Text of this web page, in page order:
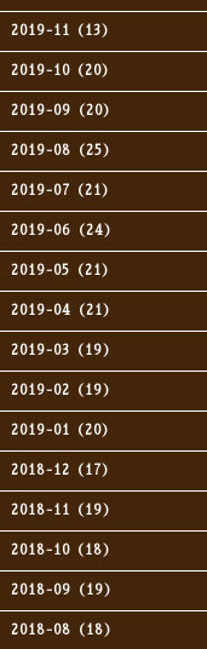
2019-11（13）
2019-10（20）
2019-09（20）
2019-08（25）
2019-07（21）
2019-06（24）
2019-05（21）
2019-04（21）
2019-03（19）
2019-02（19）
2019-01（20）
2018-12（17）
2018-11（19）
2018-10（18）
2018-09（19）
2018-08（18）